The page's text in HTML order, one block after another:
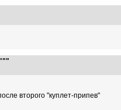
второго "куплет-припев"